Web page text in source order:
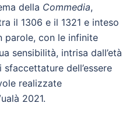
della Commedia,
il 1306 e il 1321 e inteso
parole, con le infinite
sensibilità, intrisa dall’età
dell’essere
realizzate
2021.